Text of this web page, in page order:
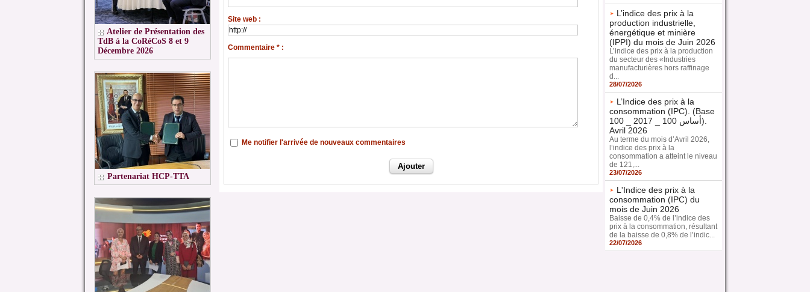
Atelier de Présentation des
TdB à la CoRéCoS 8 et 9
Décembre 2026
Partenariat HCP-TTA
Site web :
Commentaire * :
Me notifier l'arrivée de nouveaux commentaires
L’indice des prix à la
production industrielle,
énergétique et minière
(IPPI) du mois de Juin 2026
L’indice des prix à la production
du secteur des «Industries
manufacturières hors raffinage
d...
28/07/2026
L’Indice des prix à la
consommation (IPC). (Base
100 _ 2017 _ 100 أساس).
Avril 2026
Au terme du mois d’Avril 2026,
l’indice des prix à la
consommation a atteint le niveau
de 121,...
23/07/2026
L'Indice des prix à la
consommation (IPC) du
mois de Juin 2026
Baisse de 0,4% de l’indice des
prix à la consommation, résultant
de la baisse de 0,8% de l’indic...
22/07/2026